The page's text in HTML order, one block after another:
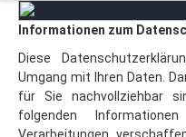
Einzelhandel
Presse Aktuell /
Non-Press PSN-Shop
Informationen zum
Diese
Umgang mit Ihren Daten.
für Sie nachvollziehbar
folgenden
Verarbeitungen
gewährleisten,